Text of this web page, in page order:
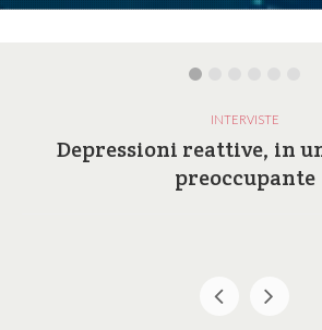
INTERVISTE
Depressioni reattive, in
preoccupante